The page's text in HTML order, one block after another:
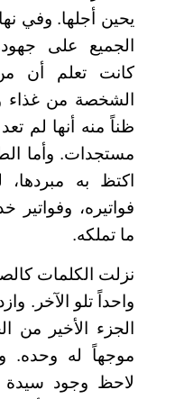
يحين أجلها. وفي
الجميع على
كانت تعلم أن
الشخصة من غذاء
ظناً منه أنها لم
مستجدات. وأما
اكتظ به
فواتيره،
ما تملكه.
نزلت الكلمات
واحداً تلو الآخر.
الجزء الأخير
موجهاً له وحده.
لاحظ وجود سيدة